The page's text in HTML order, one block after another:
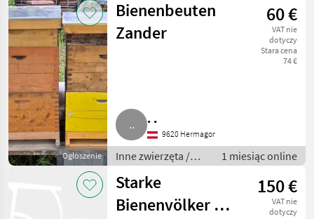
pszczelarstwo
Ogłoszenie
Bienenbeuten
Zander
60 €
VAT nie
dotyczy
Stara cena
74 €
. .
9620 Hermagor
Inne zwierzęta /
Pszczoły i
pszczelarstwo
1 miesiąc online
Starke
Bienenvölker auf
150 €
VAT nie
dotyczy